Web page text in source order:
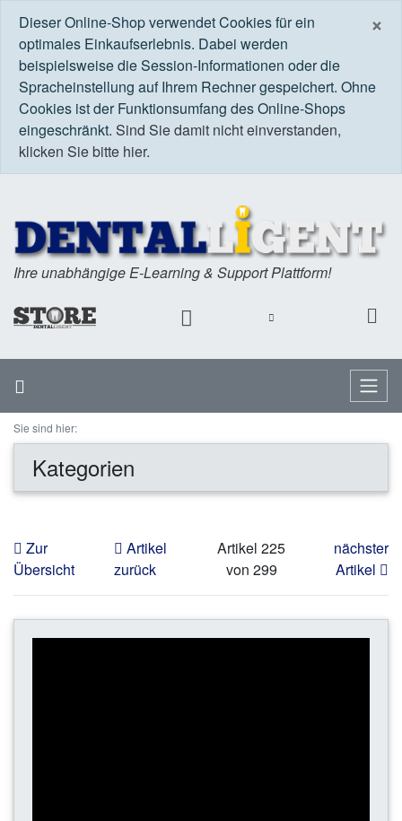
×
Dieser Online-Shop verwendet Cookies für ein
optimales Einkaufserlebnis. Dabei werden
beispielsweise die Session-Informationen oder die
Spracheinstellung auf Ihrem Rechner gespeichert. Ohne
Cookies ist der Funktionsumfang des Online-Shops
eingeschränkt. Sind Sie damit nicht einverstanden,
klicken Sie bitte hier.
Ihre unabhängige E-Learning & Support Plattform!
Menü
Sie sind hier:
Kategorien
Zur
Übersicht
Artikel
zurück
Artikel 225
von 299
nächster
Artikel